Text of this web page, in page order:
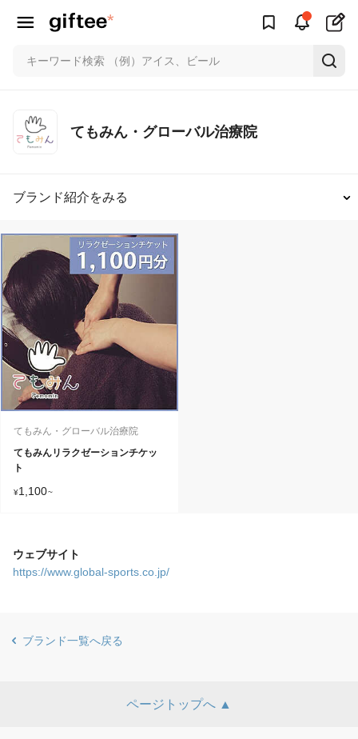
てもみん・グローバル治療院
ブランド紹介をみる
てもみん・グローバル治療院
てもみんリラクゼーションチケッ
ト
¥1,100~
ウェブサイト
https://www.global-sports.co.jp/
ブランド一覧へ戻る
ページトップへ ▲